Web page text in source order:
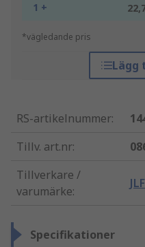
1 +
*vägledande pris
Lägg
RS-artikelnummer:
Tillv. art.nr:
Tillverkare /
varumärke:
Specifikationer